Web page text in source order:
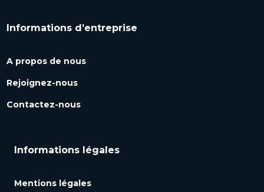
Informations d’entreprise
A propos de nous
Rejoignez-nous
Contactez-nous
Informations légales
Mentions légales